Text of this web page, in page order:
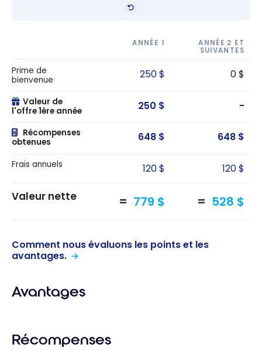
ANNÉE 1
ANNÉE 2 ET
SUIVANTES
Prime de
bienvenue
250 $ 0 $
Valeur de
l'offre 1ère année
250 $ -
Récompenses
obtenues
648 $ 648 $
Frais annuels 120 $ 120 $
Valeur nette 779 $ 528 $
Comment nous évaluons les points et les
avantages.
Avantages
Récompenses